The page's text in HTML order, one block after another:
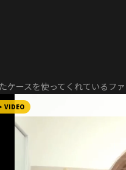
ースを使ってくれているファ
VIDEO